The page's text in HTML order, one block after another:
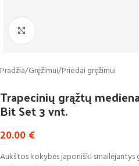
Pradžia/Gręžimui/Priedai gręžimui
Trapecinių grąžtų
Bit Set 3 vnt.
20.00 €
Aukštos kokybės japoniški smailėjantys